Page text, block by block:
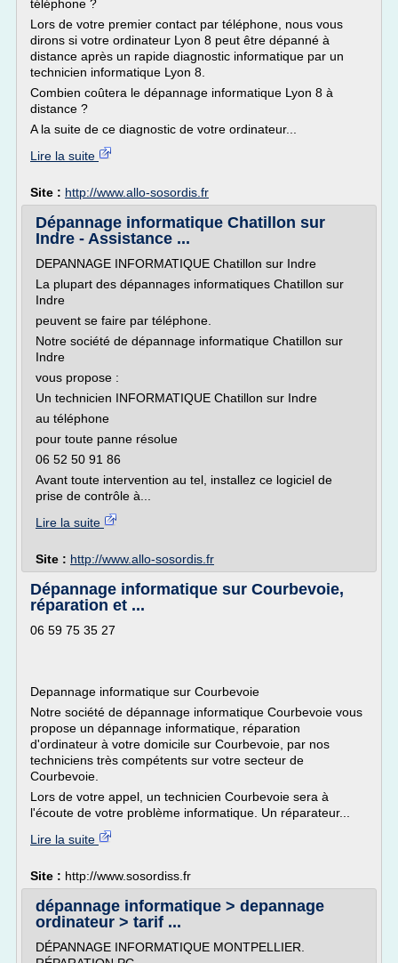
téléphone ?
Lors de votre premier contact par téléphone, nous vous
dirons si votre ordinateur Lyon 8 peut être dépanné à
distance après un rapide diagnostic informatique par un
technicien informatique Lyon 8.
Combien coûtera le dépannage informatique Lyon 8 à
distance ?
A la suite de ce diagnostic de votre ordinateur...
Lire la suite
Site : http://www.allo-sosordis.fr
Dépannage informatique Chatillon sur
Indre - Assistance ...
DEPANNAGE INFORMATIQUE Chatillon sur Indre
La plupart des dépannages informatiques Chatillon sur
Indre
peuvent se faire par téléphone.
Notre société de dépannage informatique Chatillon sur
Indre
vous propose :
Un technicien INFORMATIQUE Chatillon sur Indre
au téléphone
pour toute panne résolue
06 52 50 91 86
Avant toute intervention au tel, installez ce logiciel de
prise de contrôle à...
Lire la suite
Site : http://www.allo-sosordis.fr
Dépannage informatique sur Courbevoie,
réparation et ...
06 59 75 35 27
Depannage informatique sur Courbevoie
Notre société de dépannage informatique Courbevoie vous
propose un dépannage informatique, réparation
d'ordinateur à votre domicile sur Courbevoie, par nos
techniciens très compétents sur votre secteur de
Courbevoie.
Lors de votre appel, un technicien Courbevoie sera à
l'écoute de votre problème informatique. Un réparateur...
Lire la suite
Site : http://www.sosordiss.fr
dépannage informatique > depannage
ordinateur > tarif ...
DÉPANNAGE INFORMATIQUE MONTPELLIER.